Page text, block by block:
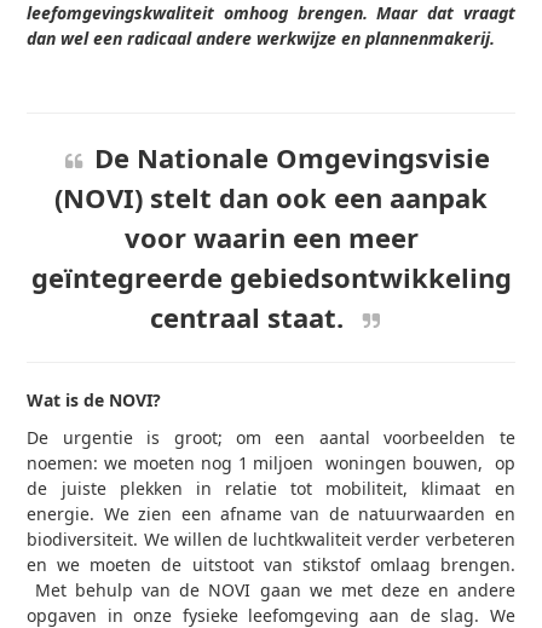
leefomgevingskwaliteit omhoog brengen. Maar dat vraagt
dan wel een radicaal andere werkwijze en plannenmakerij.
De Nationale Omgevingsvisie
(NOVI) stelt dan ook een aanpak
voor waarin een meer
geïntegreerde gebiedsontwikkeling
centraal staat.
Wat is de NOVI?
De urgentie is groot; om een aantal voorbeelden te
noemen: we moeten nog 1 miljoen woningen bouwen, op
de juiste plekken in relatie tot mobiliteit, klimaat en
energie. We zien een afname van de natuurwaarden en
biodiversiteit. We willen de luchtkwaliteit verder verbeteren
en we moeten de uitstoot van stikstof omlaag brengen.
Met behulp van de NOVI gaan we met deze en andere
opgaven in onze fysieke leefomgeving aan de slag. We